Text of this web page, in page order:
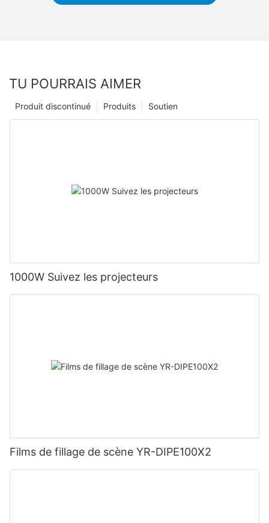
TU POURRAIS AIMER
Soutien
Produits
Produit discontinué
1000W Suivez les projecteurs
Films de fillage de scène YR-DIPE100X2